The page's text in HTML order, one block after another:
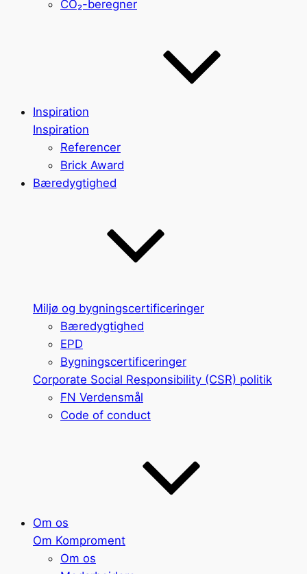
CO₂-beregner
Inspiration
Inspiration
Referencer
Brick Award
Bæredygtighed
Miljø og bygningscertificeringer
Bæredygtighed
EPD
Bygningscertificeringer
Corporate Social Responsibility (CSR) politik
FN Verdensmål
Code of conduct
Om os
Om Komproment
Om os